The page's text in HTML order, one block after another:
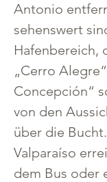
Antonio
sehenswert
Hafenbereich,
„Cerro
Concepción“
von den
über die Bucht.
Valparaíso
dem Bus oder